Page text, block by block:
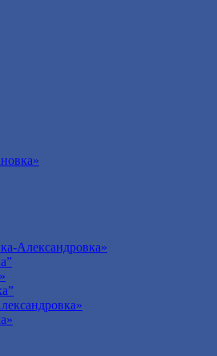
Александровка»